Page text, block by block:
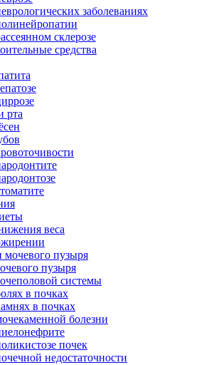
заболеваниях
склерозе
средства
рта
веса
мочевого пузыря
пузыря
системы
в почках
в почках
болезни
почек
недостаточности